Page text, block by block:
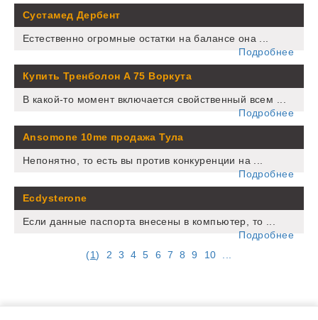
Сустамед Дербент
Естественно огромные остатки на балансе она ...
Подробнее
Купить Тренболон A 75 Воркута
В какой-то момент включается свойственный всем ...
Подробнее
Ansomone 10me продажа Тула
Непонятно, то есть вы против конкуренции на ...
Подробнее
Ecdysterone
Если данные паспорта внесены в компьютер, то ...
Подробнее
(1) 2 3 4 5 6 7 8 9 10 ...